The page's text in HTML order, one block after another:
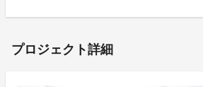
プロジェクト詳細